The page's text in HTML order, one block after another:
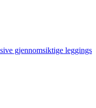
gjennomsiktige leggings